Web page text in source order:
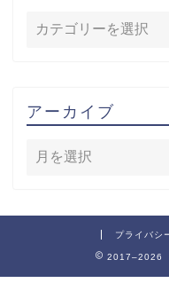
アーカイブ
プライバシ
2017–2026